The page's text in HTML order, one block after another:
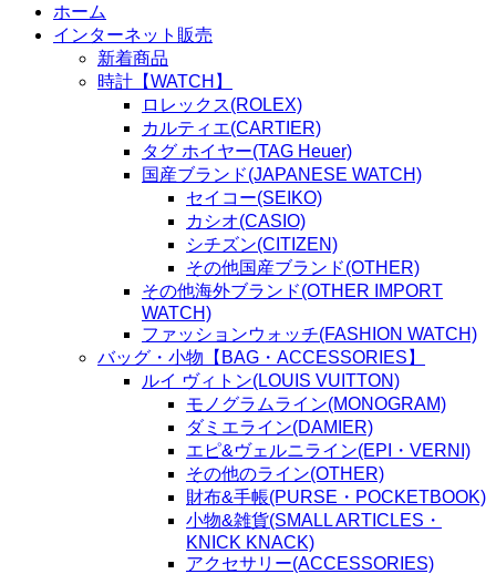
ホーム
インターネット販売
新着商品
時計【WATCH】
ロレックス(ROLEX)
カルティエ(CARTIER)
タグ ホイヤー(TAG Heuer)
国産ブランド(JAPANESE WATCH)
セイコー(SEIKO)
カシオ(CASIO)
シチズン(CITIZEN)
その他国産ブランド(OTHER)
その他海外ブランド(OTHER IMPORT
WATCH)
ファッションウォッチ(FASHION WATCH)
バッグ・小物【BAG・ACCESSORIES】
ルイ ヴィトン(LOUIS VUITTON)
モノグラムライン(MONOGRAM)
ダミエライン(DAMIER)
エピ&ヴェルニライン(EPI・VERNI)
その他のライン(OTHER)
財布&手帳(PURSE・POCKETBOOK)
小物&雑貨(SMALL ARTICLES・
KNICK KNACK)
アクセサリー(ACCESSORIES)